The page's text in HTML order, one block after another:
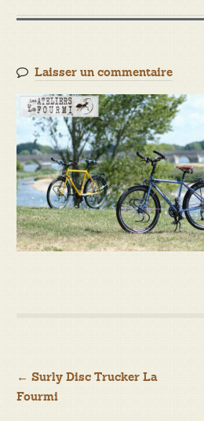
Laisser un commentaire
Navigation
← Surly Disc Trucker La
Fourmi